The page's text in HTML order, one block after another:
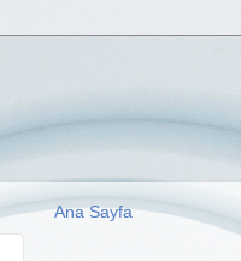
Ana Sayfa